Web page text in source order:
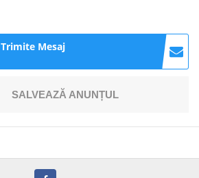
Trimite Mesaj
SALVEAZĂ ANUNȚUL